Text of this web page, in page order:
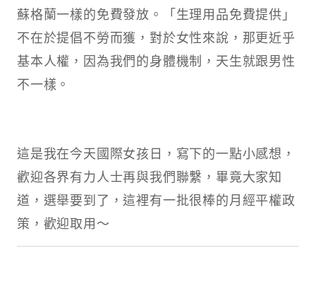
蘇格蘭一樣的免費發放。「生理用品免費提供」
不在於提倡不勞而獲，對於女性來說，那更近乎
基本人權，因為我們的身體機制，天生就跟男性
不一樣。
這是我在今天國際女孩日，寫下的一點小感想，
歡迎各界有力人士再與我們聯繫，畢竟大家知
道，選舉要到了，這裡有一批很棒的月經平權政
策，歡迎取用～